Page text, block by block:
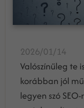
2026/01/14
Valószínűleg te
korábban jól
legyen szó